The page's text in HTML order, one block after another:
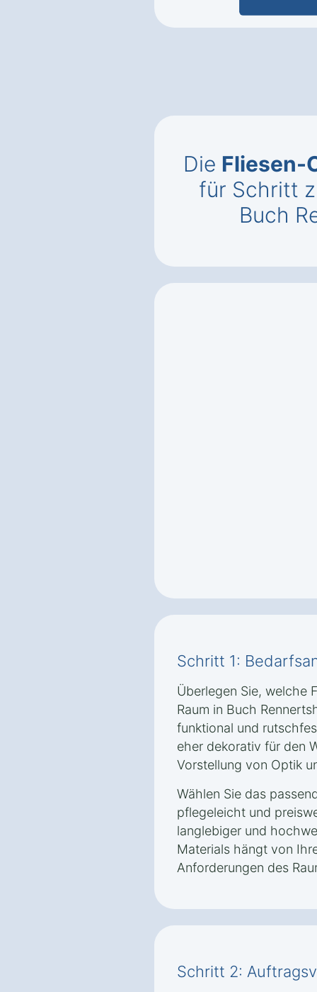
Die Fliesen-
für Schritt
Buch
Schritt 1:
Überlegen Sie, welche
Raum in Buch
funktional und
eher dekorativ für den
Vorstellung von Optik
Wählen Sie das
pflegeleicht und
langlebiger und
Materials hängt von
Anforderungen des
Schritt 2: